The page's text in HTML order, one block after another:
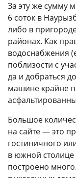
За эту же сумму
6 соток в
либо в
районах. Как
водоснабжения
поблизости с
да и добраться
машине крайне
Большое
на сайте — это
гостиничного
в южной столице
построено